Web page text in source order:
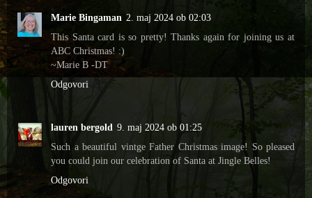
Marie Bingaman 2. maj 2024 ob 02:03
This Santa card is so pretty! Thanks again for joining us at
ABC Christmas! :)
~Marie B -DT
Odgovori
lauren bergold 9. maj 2024 ob 01:25
Such a beautiful vintge Father Christmas image! So pleased
you could join our celebration of Santa at Jingle Belles!
Odgovori